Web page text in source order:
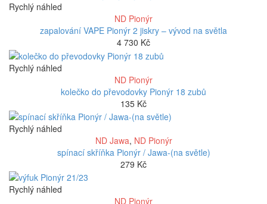
Rychlý náhled
ND Pionýr
zapalování VAPE Pionýr 2 jiskry – vývod na světla
4 730 Kč
Rychlý náhled
ND Pionýr
kolečko do převodovky Pionýr 18 zubů
135 Kč
Rychlý náhled
ND Jawa, ND Pionýr
spínací skříňka Pionýr / Jawa-(na světle)
279 Kč
Rychlý náhled
ND Pionýr